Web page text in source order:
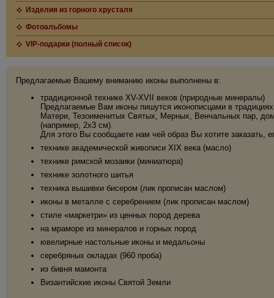
Изделия из горного хрусталя
Фотоальбомы
VIP-подарки (полный список)
Предлагаемые Вашему вниманию иконы выполнены в:
традиционной технике XV-XVII веков (природные минералы)
Предлагаемые Вам иконы пишутся иконописцами в
Матери, Тезоименитых Святых, Мерных, Венчальных пар,
(например, 2х3 см).
Для этого Вы сообщаете нам чей образ Вы хотите заказать,
технике академической живописи XIX века (масло)
технике римской мозаики (миниатюра)
технике золотного шитья
техника вышивки бисером (лик прописан маслом)
иконы в металле с серебрением (лик прописан маслом)
стиле «маркетри» из ценных пород дерева
на мраморе из минералов и горных пород
ювелирные настольные иконы и медальоны
серебряных окладах (960 проба)
из бивня мамонта
Византийские иконы Святой Земли